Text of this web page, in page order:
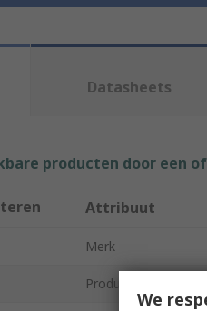
Datasheets
producten door een
Attribuut
Merk
Product Type
We